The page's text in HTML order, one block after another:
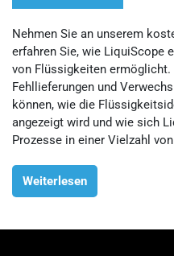
Nehmen Sie an unserem
erfahren Sie, wie LiquiScope
von Flüssigkeiten ermöglicht.
Fehllieferungen und
können, wie die
angezeigt wird und wie sich
Prozesse in einer Vielzahl
Weiterlesen